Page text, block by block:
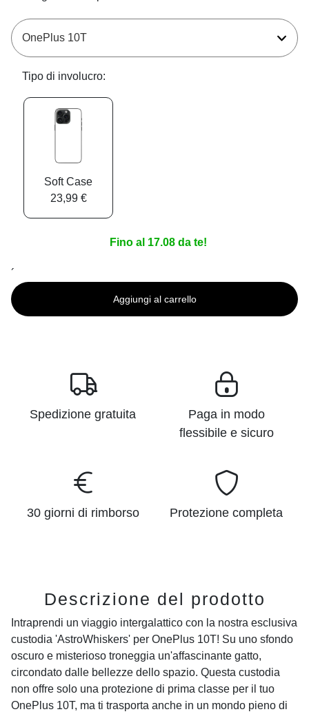
Tipo di involucro:
Soft Case
23,99 €
Fino al 17.08 da te!
´
Aggiungi al carrello
Spedizione gratuita
Paga in modo
flessibile e sicuro
30 giorni di rimborso Protezione completa
Descrizione del prodotto
Intraprendi un viaggio intergalattico con la nostra esclusiva
custodia 'AstroWhiskers' per OnePlus 10T! Su uno sfondo
oscuro e misterioso troneggia un'affascinante gatto,
circondato dalle bellezze dello spazio. Questa custodia
non offre solo una protezione di prima classe per il tuo
OnePlus 10T, ma ti trasporta anche in un mondo pieno di